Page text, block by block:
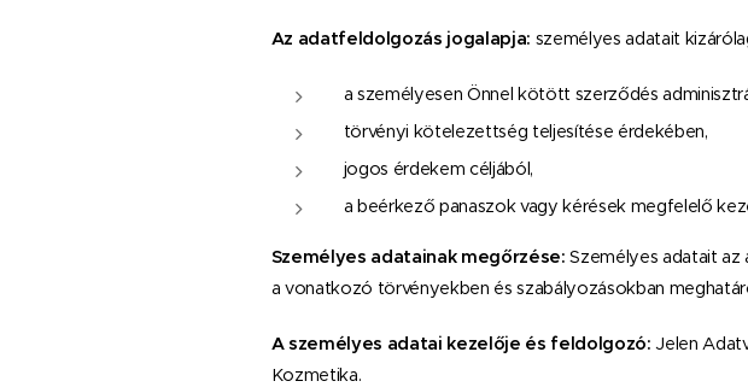
Az adatfeldolgozás jogalapja: személyes adatait
a személyesen Önnel kötött szerződés
törvényi kötelezettség teljesítése érdekében,
jogos érdekem céljából,
a beérkező panaszok vagy kérések megfelelő
Személyes adatainak megőrzése:Személyes adatait
a vonatkozó törvényekben és szabályozásokban
A személyes adatai kezelője és feldolgozó:Jelen
Kozmetika.